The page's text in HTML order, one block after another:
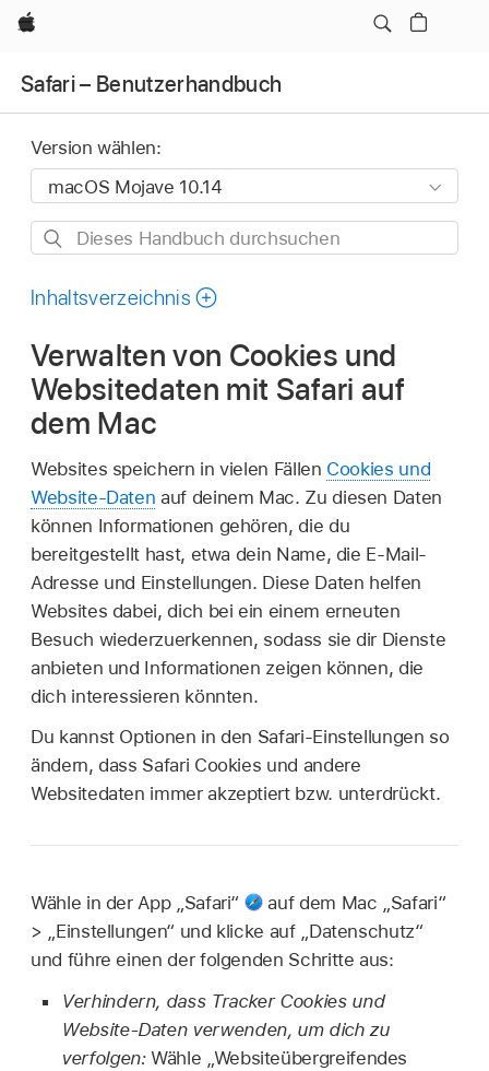
Apple
Safari – Benutzerhandbuch
Version wählen:
Dieses
durchsuchen
Inhaltsverzeichnis
Verwalten von Cookies und
Websitedaten mit Safari auf
dem Mac
Websites speichern in vielen Fällen Cookies und
Website-Daten auf deinem Mac. Zu diesen Daten
können Informationen gehören, die du
bereitgestellt hast, etwa dein Name, die E-Mail-
Adresse und Einstellungen. Diese Daten helfen
Websites dabei, dich bei ein einem erneuten
Besuch wiederzuerkennen, sodass sie dir Dienste
anbieten und Informationen zeigen können, die
dich interessieren könnten.
Du kannst Optionen in den Safari-Einstellungen so
ändern, dass Safari Cookies und andere
Websitedaten immer akzeptiert bzw. unterdrückt.
Wähle in der App „Safari“
auf dem Mac „Safari“
> „Einstellungen“ und klicke auf „Datenschutz“
und führe einen der folgenden Schritte aus:
Verhindern, dass Tracker Cookies und
Website-Daten verwenden, um dich zu
verfolgen:Wähle „Websiteübergreifendes